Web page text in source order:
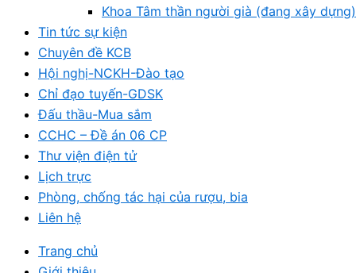
Khoa Tâm thần người già (đang xây dựng)
Tin tức sự kiện
Chuyên đề KCB
Hội nghị-NCKH-Đào tạo
Chỉ đạo tuyến-GDSK
Đấu thầu-Mua sắm
CCHC – Đề án 06 CP
Thư viện điện tử
Lịch trực
Phòng, chống tác hại của rượu, bia
Liên hệ
Trang chủ